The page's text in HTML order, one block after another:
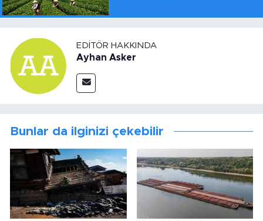
EDITÖR HAKKINDA
Ayhan Asker
Bunlar da ilginizi çekebilir